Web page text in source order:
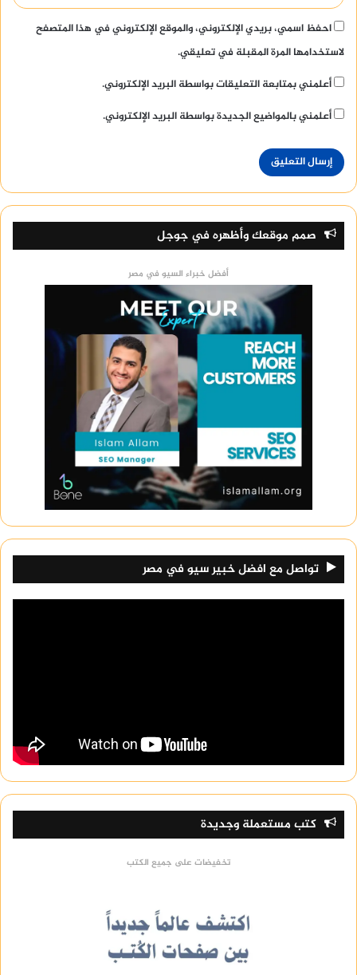
احفظ اسمي، بريدي الإلكتروني، والموقع الإلكتروني في هذا المتصفح
لاستخدامها المرة المقبلة في تعليقي.
أعلمني بمتابعة التعليقات بواسطة البريد الإلكتروني.
أعلمني بالمواضيع الجديدة بواسطة البريد الإلكتروني.
صمم موقعك وأظهره في جوجل
أفضل خبراء السيو في مصر
تواصل مع افضل خبير سيو في مصر
كتب مستعملة وجديدة
تخفيضات على جميع الكتب